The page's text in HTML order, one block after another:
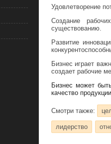
Удовлетворение
Создание
существованию.
Развитие
Бизнес играет
создает рабочие
Бизнес может
качество
Смотри также:
лидерство